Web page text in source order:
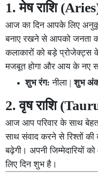
1. मेष राशि
आज का दिन आपके लिए
बनाए रखने से आपको जनता
कलाकारों को बड़े
मजबूत होगा और आय के नए
शुभ रंग: नीला |शुभ
2. वृष राशि
आज आप परिवार के साथ
साथ संवाद करने से रिश्तों
बढ़ेगी। अपनी जिम्मेदारियों
लिए दिन शुभ है।